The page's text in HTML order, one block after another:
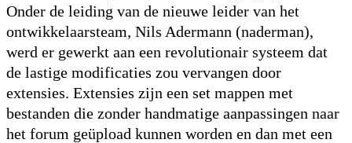
Onder de leiding van de nieuwe leider van het
ontwikkelaarsteam, Nils Adermann (naderman),
werd er gewerkt aan een revolutionair systeem dat
de lastige modificaties zou vervangen door
extensies. Extensies zijn een set mappen met
bestanden die zonder handmatige aanpassingen naar
het forum geüpload kunnen worden en dan met een